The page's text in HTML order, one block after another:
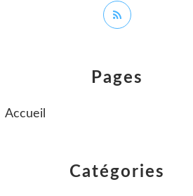
Catégories
Pages
Accueil